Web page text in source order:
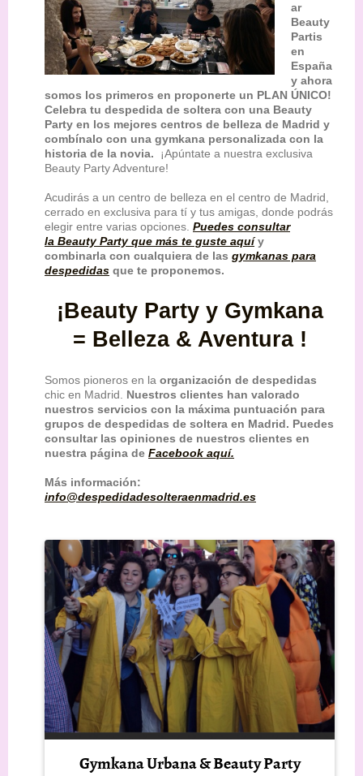
ar
Beauty
Partis
en
España
y ahora
somos los primeros en proponerte un PLAN ÚNICO!
Celebra tu despedida de soltera con una Beauty
Party en los mejores centros de belleza de Madrid y
combínalo con una gymkana personalizada con la
historia de la novia. ¡Apúntate a nuestra exclusiva
Beauty Party Adventure!
Acudirás a un centro de belleza en el centro de Madrid,
cerrado en exclusiva para tí y tus amigas, donde podrás
elegir entre varias opciones. Puedes consultar
la Beauty Party que más te guste aquíy
combinarla con cualquiera de las gymkanas para
despedidas que te proponemos.
¡Beauty Party y Gymkana
= Belleza & Aventura !
Somos pioneros en la organización de despedidas
chic en Madrid. Nuestros clientes han valorado
nuestros servicios con la máxima puntuación para
grupos de despedidas de soltera en Madrid. Puedes
consultar las opiniones de nuestros clientes en
nuestra página de Facebook aquí.
Más información:
info@despedidadesolteraenmadrid.es
Gymkana Urbana & Beauty Party